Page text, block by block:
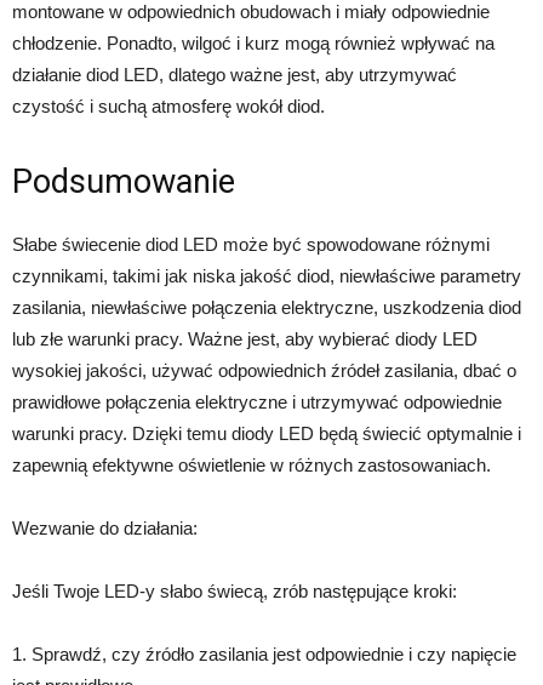
montowane w odpowiednich obudowach i miały odpowiednie
chłodzenie. Ponadto, wilgoć i kurz mogą również wpływać na
działanie diod LED, dlatego ważne jest, aby utrzymywać
czystość i suchą atmosferę wokół diod.
Podsumowanie
Słabe świecenie diod LED może być spowodowane różnymi
czynnikami, takimi jak niska jakość diod, niewłaściwe parametry
zasilania, niewłaściwe połączenia elektryczne, uszkodzenia diod
lub złe warunki pracy. Ważne jest, aby wybierać diody LED
wysokiej jakości, używać odpowiednich źródeł zasilania, dbać o
prawidłowe połączenia elektryczne i utrzymywać odpowiednie
warunki pracy. Dzięki temu diody LED będą świecić optymalnie i
zapewnią efektywne oświetlenie w różnych zastosowaniach.
Wezwanie do działania:
Jeśli Twoje LED-y słabo świecą, zrób następujące kroki:
1. Sprawdź, czy źródło zasilania jest odpowiednie i czy napięcie